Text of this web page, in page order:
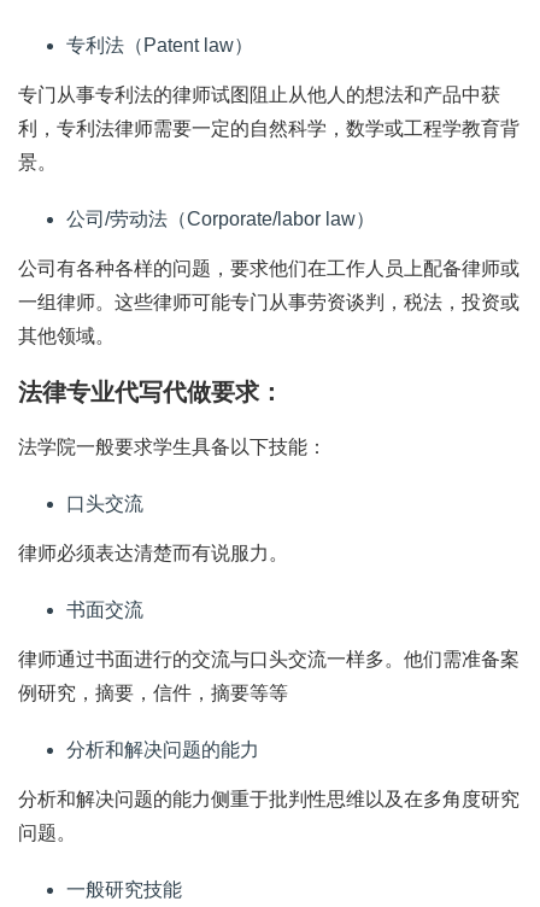
专利法（Patent law）
专门从事专利法的律师试图阻止从他人的想法和产品中获
利，专利法律师需要一定的自然科学，数学或工程学教育背
景。
公司/劳动法（Corporate/labor law）
公司有各种各样的问题，要求他们在工作人员上配备律师或
一组律师。这些律师可能专门从事劳资谈判，税法，投资或
其他领域。
法律专业代写代做要求：
法学院一般要求学生具备以下技能：
口头交流
律师必须表达清楚而有说服力。
书面交流
律师通过书面进行的交流与口头交流一样多。他们需准备案
例研究，摘要，信件，摘要等等
分析和解决问题的能力
分析和解决问题的能力侧重于批判性思维以及在多角度研究
问题。
一般研究技能